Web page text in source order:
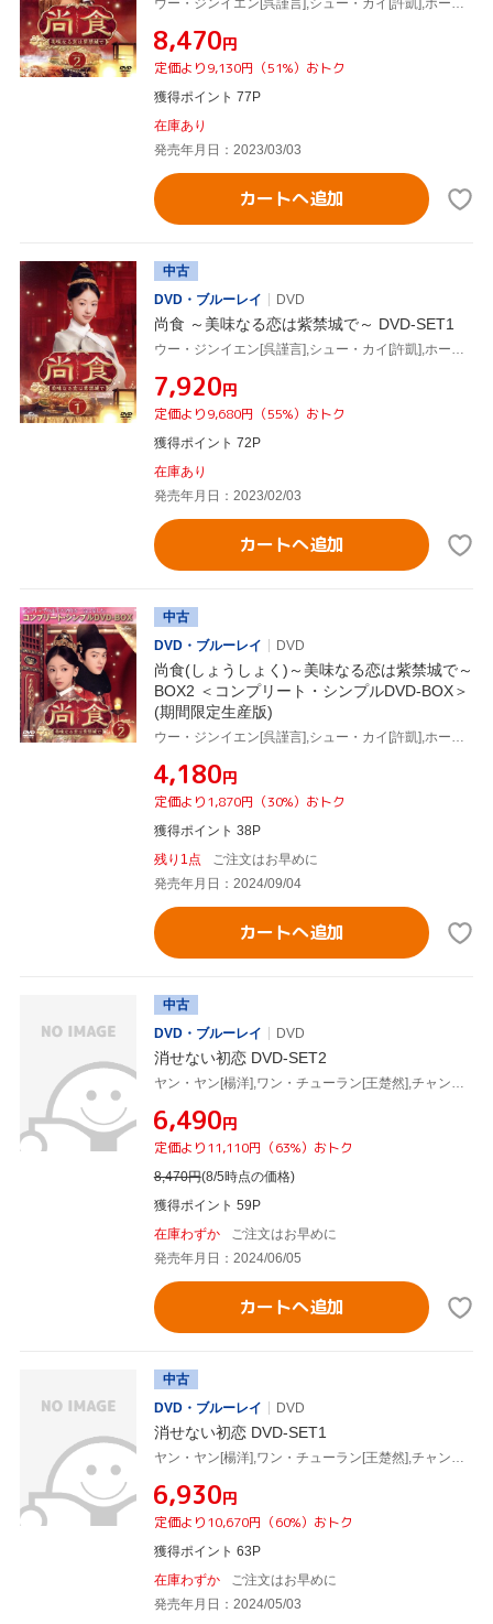
ウー・ジンイエン[呉謹言],シュー・カイ[許凱],ホー・ルイシエン[何瑞賢],ワン・チューラン[王楚然],ワン・イージョー[王一哲]
¥8,470円
定価より9,130円（51%）おトク
獲得ポイント 77P
在庫あり
発売年月日：2023/03/03
カートへ追加
中古
DVD・ブルーレイ
DVD
尚食 ～美味なる恋は紫禁城で～ DVD-SET1
ウー・ジンイエン[呉謹言],シュー・カイ[許凱],ホー・ルイシエン[何瑞賢],ワン・チューラン[王楚然],ワン・イージョー[王一哲]
¥7,920円
定価より9,680円（55%）おトク
獲得ポイント 72P
在庫あり
発売年月日：2023/02/03
カートへ追加
中古
DVD・ブルーレイ
DVD
尚食(しょうしょく)～美味なる恋は紫禁城で～
BOX2 ＜コンプリート・シンプルDVD-BOX＞
(期間限定生産版)
ウー・ジンイエン[呉謹言],シュー・カイ[許凱],ホー・ルイシエン[何瑞賢],ワン・チューラン[王楚然],ワン・イージョー[王一哲]
¥4,180円
定価より1,870円（30%）おトク
獲得ポイント 38P
残り1点
ご注文はお早めに
発売年月日：2024/09/04
カートへ追加
中古
DVD・ブルーレイ
DVD
消せない初恋 DVD-SET2
ヤン・ヤン[楊洋],ワン・チューラン[王楚然],チャン・ビンビン[張彬彬],ヤン・チャオユエ[楊超越],ウェイ・ダーシュン[魏大勛],玖月晞
¥6,490円
定価より11,110円（63%）おトク
8,470円(8/5時点の価格)
獲得ポイント 59P
在庫わずか
ご注文はお早めに
発売年月日：2024/06/05
カートへ追加
中古
DVD・ブルーレイ
DVD
消せない初恋 DVD-SET1
ヤン・ヤン[楊洋],ワン・チューラン[王楚然],チャン・ビンビン[張彬彬],ヤン・チャオユエ[楊超越],ウェイ・ダーシュン[魏大勛],玖月晞
¥6,930円
定価より10,670円（60%）おトク
獲得ポイント 63P
在庫わずか
ご注文はお早めに
発売年月日：2024/05/03